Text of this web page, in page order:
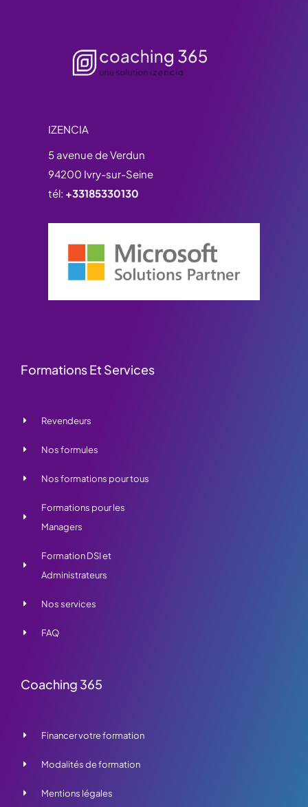
IZENCIA
5 avenue de Verdun
94200 Ivry-sur-Seine
tél: +33185330130
Formations Et Services
Revendeurs
Nos formules
Nos formations pour tous
Formations pour les
Managers
Formation DSI et
Administrateurs
Nos services
FAQ
Coaching 365
Financer votre formation
Modalités de formation
Mentions légales